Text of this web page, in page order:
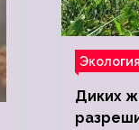
Экология
Диких